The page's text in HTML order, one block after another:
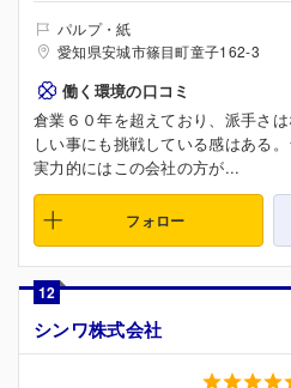
パルプ・紙
愛知県安城市篠目町童子162-3
働く環境の口コミ
倉業６０年を超えており、派手さ
しい事にも挑戦している感はある
実力的にはこの会社の方が...
フォロー
12
シンワ株式会社